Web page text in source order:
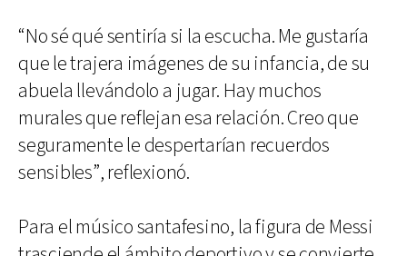
“No sé qué sentiría si la escucha. Me gustaría
que le trajera imágenes de su infancia, de su
abuela llevándolo a jugar. Hay muchos
murales que reflejan esa relación. Creo que
seguramente le despertarían recuerdos
sensibles”, reflexionó.
Para el músico santafesino, la figura de Messi